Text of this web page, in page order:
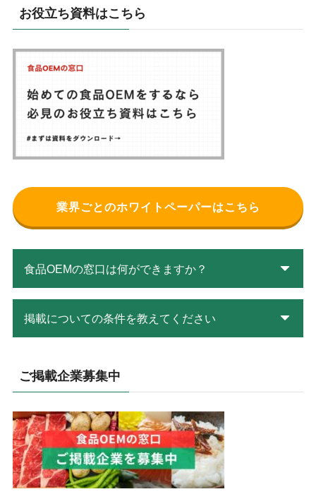
お役立ち資料はこちら
業界ごとのホワイトペーパーはこちら
食品OEMの窓口は何ができますか？
掲載についての条件を教えてください
ご掲載企業募集中